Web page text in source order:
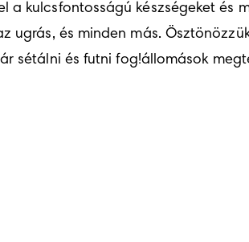
a kulcsfontosságú készségeket és
és minden más.
sétálni és futni fog!állomások